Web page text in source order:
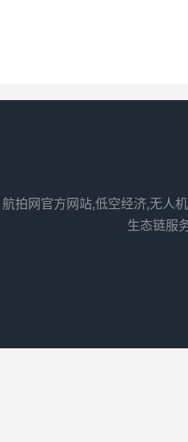
航拍网官方网站,低空经济,无人
生态链服